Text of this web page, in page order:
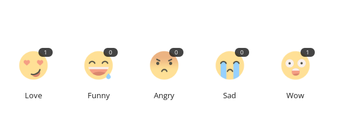
1
Love
0
Funny
0
Angry
0
Sad
1
Wow